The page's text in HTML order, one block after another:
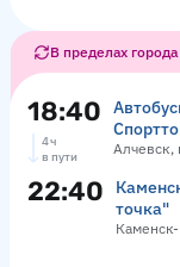
В пределах города
18:40
Алчевск,
4 ч
в пути
22:40
точка"